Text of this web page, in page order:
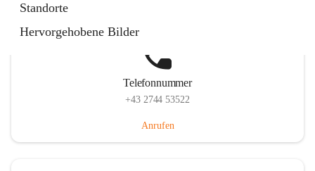
Standorte
Hervorgehobene Bilder
Telefonnummer
+43 2744 53522
Anrufen